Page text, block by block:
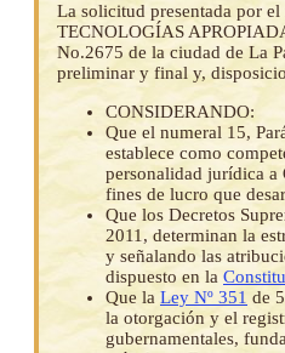
La solicitud presentada por
TECNOLOGÍAS
No.2675 de la ciudad de La
preliminar y final y,
CONSIDERANDO:
Que el numeral 15,
establece como
personalidad jurídica a
fines de lucro que
Que los Decretos
2011, determinan la
y señalando las
dispuesto en la
Que la Ley Nº 351 de
la otorgación y el
gubernamentales,